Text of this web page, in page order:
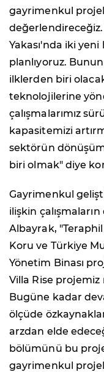
gayrimenkul
Yakası'nda iki yeni
planlıyoruz.
ilklerden biri
teknolojilerine
çalışmalarımız
kapasitemizi
sektörün
biri olmak" diye
Gayrimenkul
ilişkin
Albayrak,
Koru ve Türkiye
Yönetim Binası
Villa Rise
Bugüne kadar
ölçüde
arzdan elde
bölümünü bu
gayrimenkul